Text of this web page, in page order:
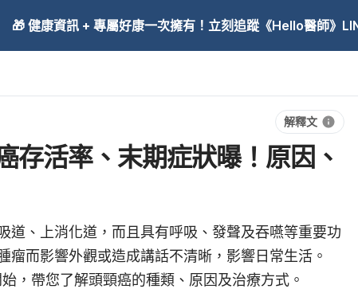
🎁 健康資訊 + 專屬好康一次擁有！立刻追蹤《Hello醫師》
解釋文
存活率、末期症狀曝！原因、
道、上消化道，而且具有呼吸、發聲及吞嚥等重要功
瘤而影響外觀或造成講話不清晰，影響日常生活。
，帶您了解頭頸癌的種類、原因及治療方式。